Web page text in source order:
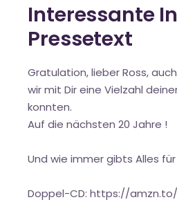
Interessante
Pressetext
Gratulation, lieber Ross,
wir mit Dir eine Vielzahl
konnten.
Auf die nächsten 20 Jahre !
Und wie immer gibts Alles
Doppel-CD:https://amzn.to/